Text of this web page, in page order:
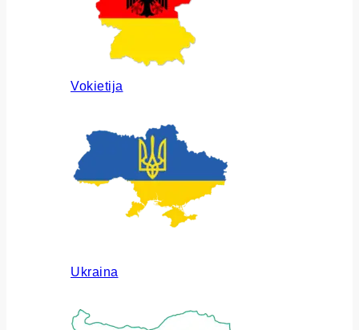
Vokietija
Ukraina